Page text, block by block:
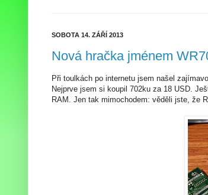
SOBOTA 14. ZÁŘÍ 2013
Nová hračka jménem
Při toulkách po internetu jsem našel
Nejprve jsem si koupil 702ku za 18 USD.
RAM. Jen tak mimochodem: věděli jste, že